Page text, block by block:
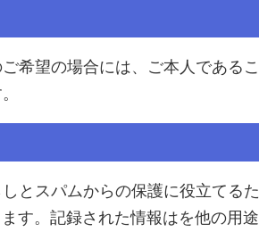
希望の場合には、ご本人であるこ
とスパムからの保護に役立てるた
す。記録された情報はを他の用途